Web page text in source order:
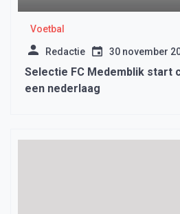
Voetbal
Redactie 30 november
Selectie FC Medemblik start
een nederlaag